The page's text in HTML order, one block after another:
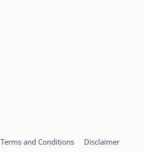
Terms and Conditions Disclaimer